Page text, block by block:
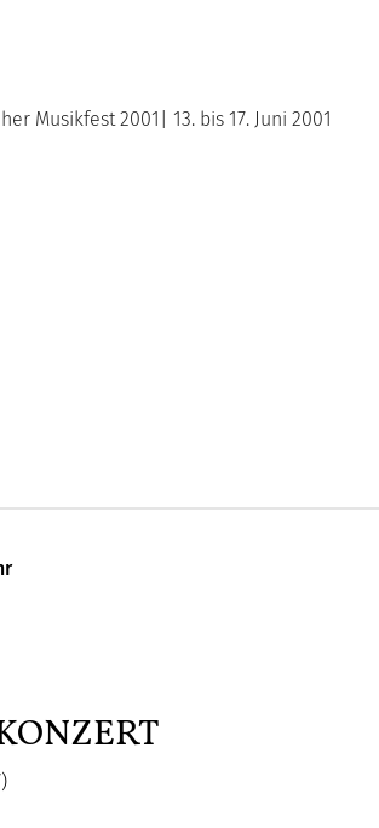
Musikfest 2001| 13. bis 17. Juni 2001